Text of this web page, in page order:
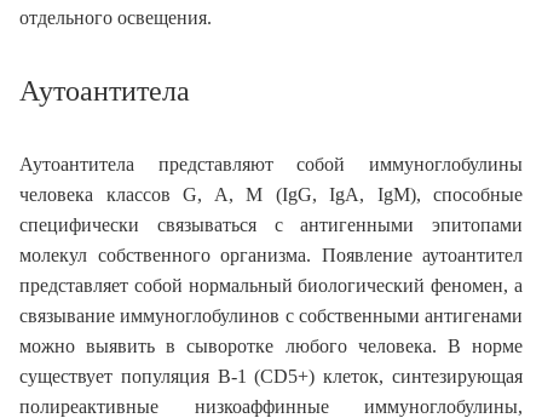
отдельного освещения.
Аутоантитела
Аутоантитела представляют собой иммуноглобулины
человека классов G, A, M (IgG, IgA, IgM), способные
специфически связываться с антигенными эпитопами
молекул собственного организма. Появление аутоантител
представляет собой нормальный биологический феномен, а
связывание иммуноглобулинов с собственными антигенами
можно выявить в сыворотке любого человека. В норме
существует популяция В-1 (CD5+) клеток, синтезирующая
полиреактивные низкоаффинные иммуноглобулины,